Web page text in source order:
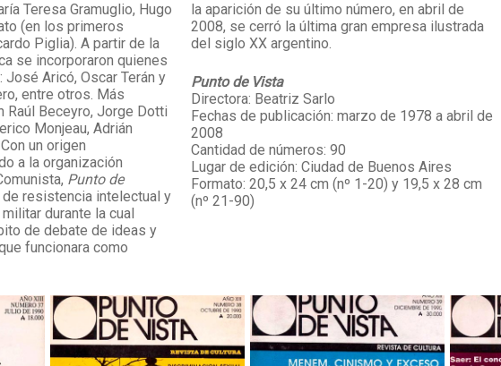
Teresa Gramuglio, Hugo
(en los primeros
Piglia). A partir de la
se incorporaron quienes
Aricó, Oscar Terán y
entre otros. Más
Raúl Beceyro, Jorge Dotti
Monjeau, Adrián
un origen
a la organización
Punto de
resistencia intelectual y
durante la cual
de debate de ideas y
funcionara como
la aparición de su último número, en abril de
2008, se cerró la última gran empresa ilustrada
del siglo XX argentino.
Punto de Vista
Directora: Beatriz Sarlo
Fechas de publicación: marzo de 1978 a abril de
2008
Cantidad de números: 90
Lugar de edición: Ciudad de Buenos Aires
Formato: 20,5 x 24 cm (nº 1-20) y 19,5 x 28 cm
(nº 21-90)